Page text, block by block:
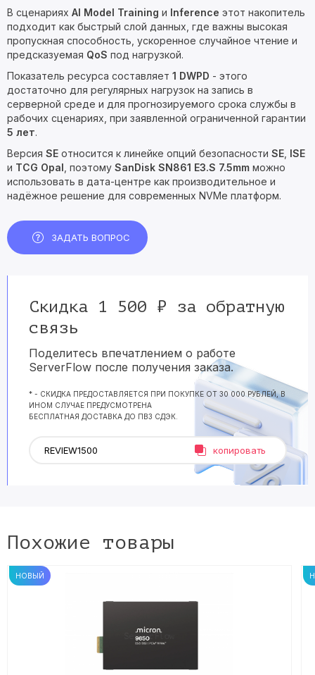
В сценариях AI Model Training и Inference этот накопитель
подходит как быстрый слой данных, где важны высокая
пропускная способность, ускоренное случайное чтение и
предсказуемая QoS под нагрузкой.
Показатель ресурса составляет 1 DWPD - этого
достаточно для регулярных нагрузок на запись в
серверной среде и для прогнозируемого срока службы в
рабочих сценариях, при заявленной ограниченной гарантии
5 лет.
Версия SE относится к линейке опций безопасности SE ISE
и TCG Opal , поэтому SanDisk SN861 E3.S 7.5mm можно
использовать в дата-центре как производительное и
надёжное решение для современных NVMe платформ.
ЗАДАТЬ ВОПРОС
Скидка 1 500 ₽ за обратную
связь
Поделитесь впечатлением о работе
ServerFlow после получения заказа.
* - СКИДКА ПРЕДОСТАВЛЯЕТСЯ ПРИ ПОКУПКЕ ОТ 30 000 РУБЛЕЙ, В
ИНОМ СЛУЧАЕ ПРЕДУСМОТРЕНА
БЕСПЛАТНАЯ ДОСТАВКА ДО ПВЗ СДЭК.
копировать
Похожие товары
НОВЫЙ